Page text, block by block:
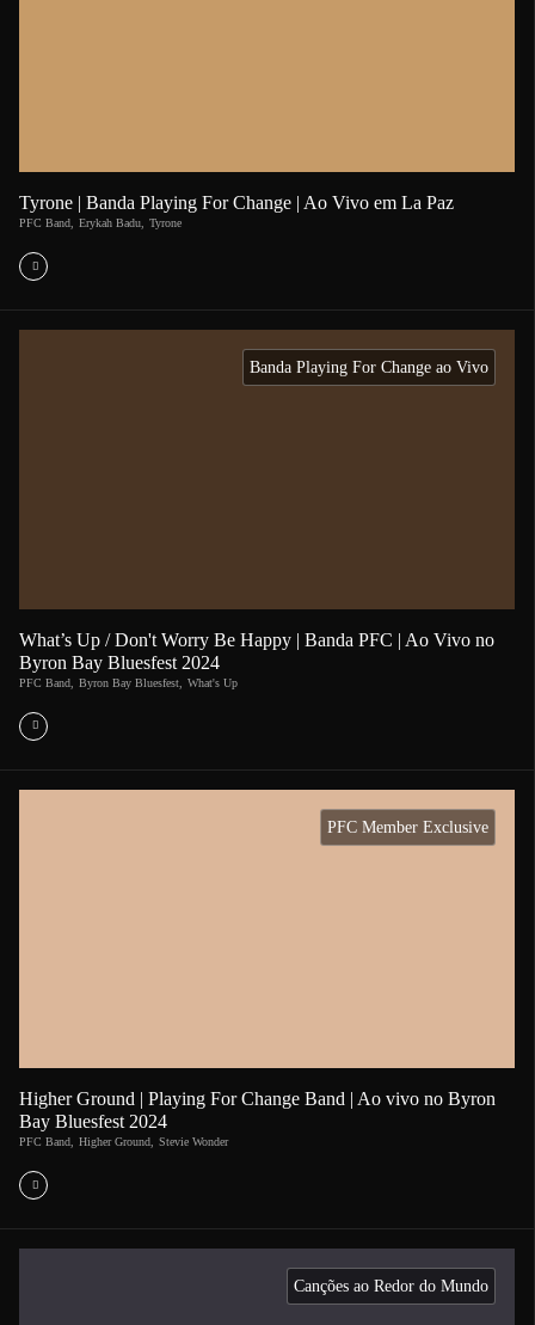
Tyrone | Banda Playing For Change | Ao Vivo em La Paz
PFC Band, Erykah Badu, Tyrone
Banda Playing For Change ao Vivo
What’s Up / Don't Worry Be Happy | Banda PFC | Ao Vivo no
Byron Bay Bluesfest 2024
PFC Band Byron Bay Bluesfest What's Up
PFC Member Exclusive
Higher Ground | Playing For Change Band | Ao vivo no Byron
Bay Bluesfest 2024
PFC Band, Higher Ground, Stevie Wonder
Canções ao Redor do Mundo